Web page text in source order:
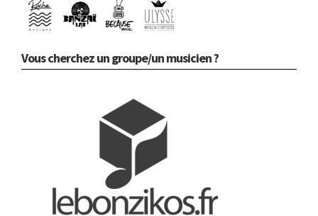
Vous cherchez un groupe/un musicien ?